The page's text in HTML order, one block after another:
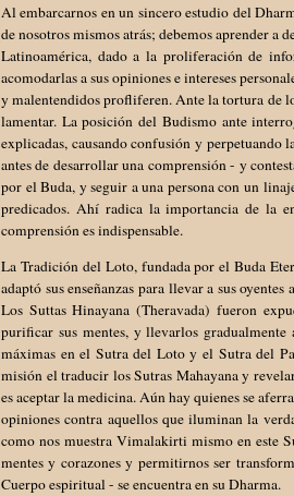
Al embarcarnos en un sincero estudio del
de nosotros mismos atrás; debemos aprender a
Latinoamérica, dado a la proliferación de
acomodarlas a sus opiniones e intereses
y malentendidos profliferen. Ante la tortura de
lamentar. La posición del Budismo ante
explicadas, causando confusión y perpetuando
antes de desarrollar una comprensión - y
por el Buda, y seguir a una persona con un
predicados. Ahí radica la importancia de la
comprensión es indispensable.
La Tradición del Loto, fundada por el Buda
adaptó sus enseñanzas para llevar a sus
Los Suttas Hinayana (Theravada) fueron
purificar sus mentes, y llevarlos
máximas en el Sutra del Loto y el Sutra del
misión el traducir los Sutras Mahayana y
es aceptar la medicina. Aún hay quienes se
opiniones contra aquellos que iluminan la
como nos muestra Vimalakirti mismo en este
mentes y corazones y permitirnos ser
Cuerpo espiritual - se encuentra en su Dharma.